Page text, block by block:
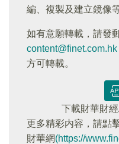
編、複製及建立鏡像
如有意願轉載，請發
content@finet.com.hk
方可轉載。
下載財華財
更多精彩内容，請點
財華網(https://